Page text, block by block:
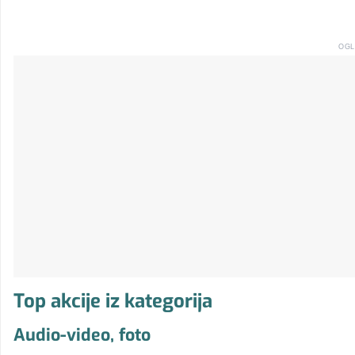
Top akcije iz kategorija
Audio-video, foto